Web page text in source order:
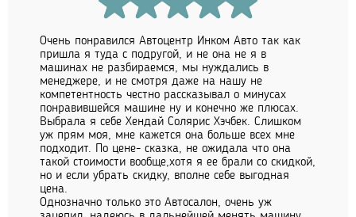
Очень понравился Автоцентр Инком Авто так как
пришла я туда с подругой, и не она не я в
машинах не разбираемся, мы нуждались в
менеджере, и не смотря даже на нашу не
компетентность честно рассказывал о минусах
понравившейся машине ну и конечно же плюсах.
Выбрала я себе Хендай Солярис Хэчбек. Слишком
уж прям моя, мне кажется она больше всех мне
подходит. По цене- сказка, не ожидала что она
такой стоимости вообще,хотя я ее брали со скидкой,
но и если убрать скидку, вполне себе выгодная
цена.
Однозначно только это Автосалон, очень уж